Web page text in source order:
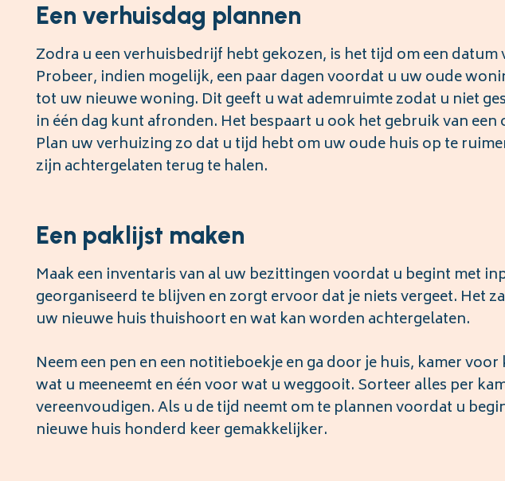
Een verhuisdag plannen
Zodra u een verhuisbedrijf hebt gekozen, is het tijd om een
Probeer, indien mogelijk, een paar dagen voordat u uw oude
tot uw nieuwe woning. Dit geeft u wat ademruimte zodat u niet
in één dag kunt afronden. Het bespaart u ook het gebruik van
Plan uw verhuizing zo dat u tijd hebt om uw oude huis op te
zijn achtergelaten terug te halen.
Een paklijst maken
Maak een inventaris van al uw bezittingen voordat u begint met
georganiseerd te blijven en zorgt ervoor dat je niets vergeet. Het
uw nieuwe huis thuishoort en wat kan worden achtergelaten.
Neem een pen en een notitieboekje en ga door je huis, kamer
wat u meeneemt en één voor wat u weggooit. Sorteer alles per
vereenvoudigen. Als u de tijd neemt om te plannen voordat u
nieuwe huis honderd keer gemakkelijker.